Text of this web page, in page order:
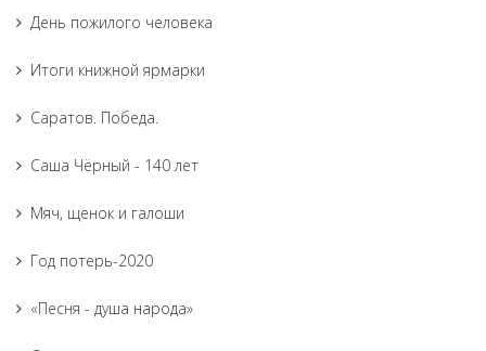
День пожилого человека
Итоги книжной ярмарки
Саратов. Победа.
Саша Чёрный - 140 лет
Мяч, щенок и галоши
Год потерь-2020
«Песня - душа народа»